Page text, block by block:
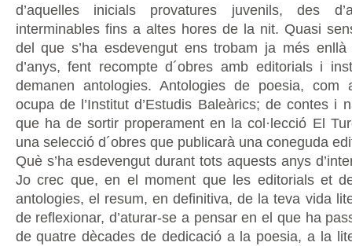
d’aquelles inicials provatures juvenils, des
interminables fins a altes hores de la nit. Quasi
del que s’ha esdevengut ens trobam ja més
d’anys, fent recompte d´obres amb editorials i
demanen antologies. Antologies de poesia, com
ocupa de l’Institut d’Estudis Baleàrics; de contes i
que ha de sortir properament en la col·lecció El
una selecció d´obres que publicarà una coneguda
Què s’ha esdevengut durant tots aquests anys
Jo crec que, en el moment que les editorials et
antologies, el resum, en definitiva, de la teva vida
de reflexionar, d’aturar-se a pensar en el que ha
de quatre dècades de dedicació a la poesia, a la